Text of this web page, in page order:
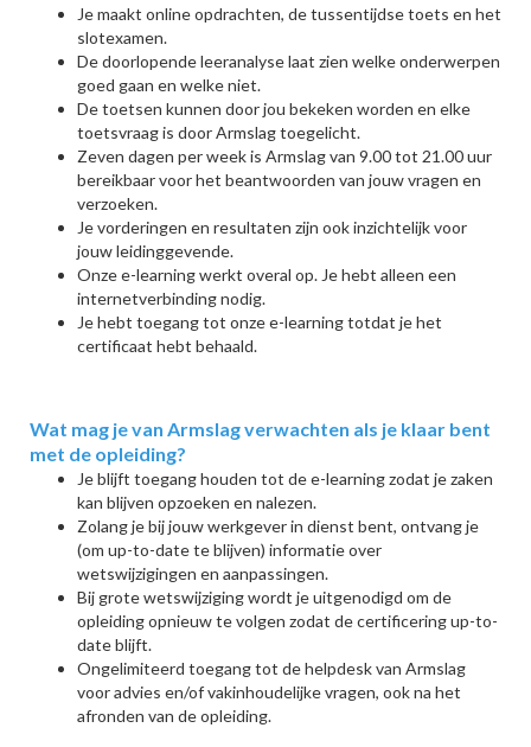
Je maakt online opdrachten, de tussentijdse toets en het
slotexamen.
De doorlopende leeranalyse laat zien welke onderwerpen
goed gaan en welke niet.
De toetsen kunnen door jou bekeken worden en elke
toetsvraag is door Armslag toegelicht.
Zeven dagen per week is Armslag van 9.00 tot 21.00 uur
bereikbaar voor het beantwoorden van jouw vragen en
verzoeken.
Je vorderingen en resultaten zijn ook inzichtelijk voor
jouw leidinggevende.
Onze e-learning werkt overal op. Je hebt alleen een
internetverbinding nodig.
Je hebt toegang tot onze e-learning totdat je het
certificaat hebt behaald.
Wat mag je van Armslag verwachten als je klaar bent
met de opleiding?
Je blijft toegang houden tot de e-learning zodat je zaken
kan blijven opzoeken en nalezen.
Zolang je bij jouw werkgever in dienst bent, ontvang je
(om up-to-date te blijven) informatie over
wetswijzigingen en aanpassingen.
Bij grote wetswijziging wordt je uitgenodigd om de
opleiding opnieuw te volgen zodat de certificering up-to-
date blijft.
Ongelimiteerd toegang tot de helpdesk van Armslag
voor advies en/of vakinhoudelijke vragen, ook na het
afronden van de opleiding.